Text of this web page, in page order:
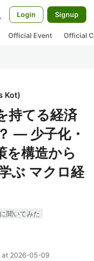
Login Signup
Official Event Official
Kot)
持てる経済
― 少子化・
を構造から
ぶ マクロ経
聞いてみた
at 2026-05-09